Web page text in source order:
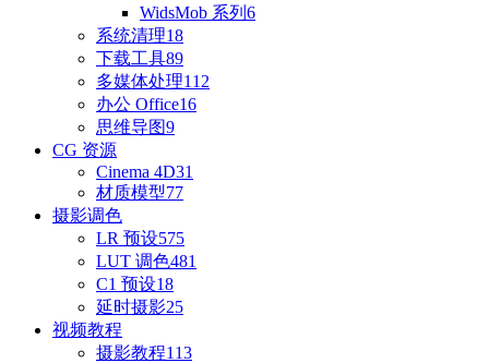
WidsMob 系列 6
系统清理18
下载工具89
多媒体处理112
办公 Office16
思维导图9
CG 资源
Cinema 4D31
材质模型77
摄影调色
LR 预设575
LUT 调色481
C1 预设18
延时摄影25
视频教程
摄影教程113